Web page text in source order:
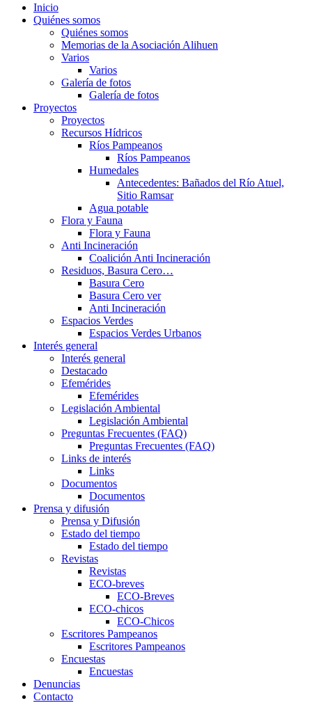
Inicio
Quiénes somos
Quiénes somos
Memorias de la Asociación Alihuen
Varios
Varios
Galería de fotos
Galería de fotos
Proyectos
Proyectos
Recursos Hídricos
Ríos Pampeanos
Ríos Pampeanos
Humedales
Antecedentes: Bañados del Río Atuel,
Sitio Ramsar
Agua potable
Flora y Fauna
Flora y Fauna
Anti Incineración
Coalición Anti Incineración
Residuos, Basura Cero…
Basura Cero
Basura Cero ver
Anti Incineración
Espacios Verdes
Espacios Verdes Urbanos
Interés general
Interés general
Destacado
Efemérides
Efemérides
Legislación Ambiental
Legislación Ambiental
Preguntas Frecuentes (FAQ)
Preguntas Frecuentes (FAQ)
Links de interés
Links
Documentos
Documentos
Prensa y difusión
Prensa y Difusión
Estado del tiempo
Estado del tiempo
Revistas
Revistas
ECO-breves
ECO-Breves
ECO-chicos
ECO-Chicos
Escritores Pampeanos
Escritores Pampeanos
Encuestas
Encuestas
Denuncias
Contacto